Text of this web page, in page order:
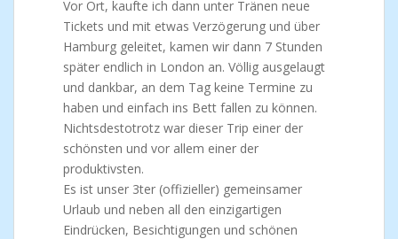
Vor Ort, kaufte ich dann unter Tränen neue
Tickets und mit etwas Verzögerung und über
Hamburg geleitet, kamen wir dann 7 Stunden
später endlich in London an. Völlig ausgelaugt
und dankbar, an dem Tag keine Termine zu
haben und einfach ins Bett fallen zu können.
Nichtsdestotrotz war dieser Trip einer der
schönsten und vor allem einer der
produktivsten.
Es ist unser 3ter (offizieller) gemeinsamer
Urlaub und neben all den einzigartigen
Eindrücken, Besichtigungen und schönen